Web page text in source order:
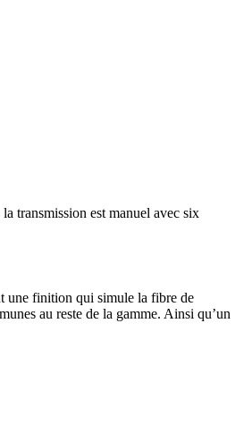
transmission est manuel avec six
une finition qui simule la fibre de
au reste de la gamme. Ainsi qu’un